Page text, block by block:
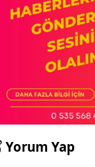
Yorum Yap